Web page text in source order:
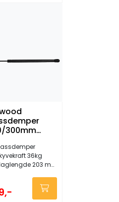
300mm
36kg
203 mm